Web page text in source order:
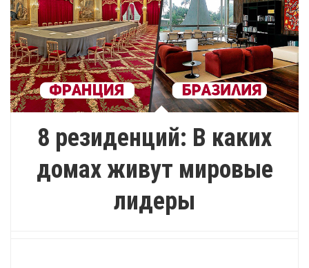
8 резиденций: В каких
домах живут мировые
лидеры